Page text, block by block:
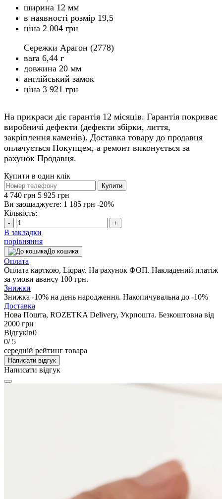
ширина 12 мм
в наявності розмір 19,5
ціна 2 004 грн
Сережки Арагон (2778)
вага 6,44 г
довжина 20 мм
англійський замок
ціна 3 921 грн
На прикраси діє гарантія 12 місяців. Гарантія покриває
виробничі дефекти (дефекти збірки, лиття,
закріплення каменів). Доставка товару до продавця
оплачується Покупцем, а ремонт виконується за
рахунок Продавця.
Купити в один клік
Купити
4 740 грн 5 925 грн
Ви заощаджуєте: 1 185 грн -20%
Кількість:
- +
В закладки
порівняння
До кошика
Оплата
Оплата карткою, Liqpay. На рахунок ФОП. Накладений платіж
за умови авансу 100 грн.
Знижки
Знижка -10% на день народження. Накопичувальна до -10%
Доставка
Нова Пошта, ROZETKA Delivery, Укрпошта. Безкоштовна від
2000 грн
Відгуків0
0/ 5
середній рейтинг товара
Написати відгук
Написати відгук